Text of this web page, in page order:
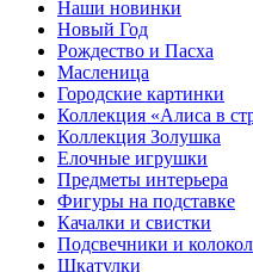
Наши новинки
Новый Год
Рождество и Пасха
Масленица
Городские картинки
Коллекция «Алиса в
Коллекция Золушка
Елочные игрушки
Предметы интерьера
Фигуры на подставке
Качалки и свистки
Подсвечники и
Шкатулки